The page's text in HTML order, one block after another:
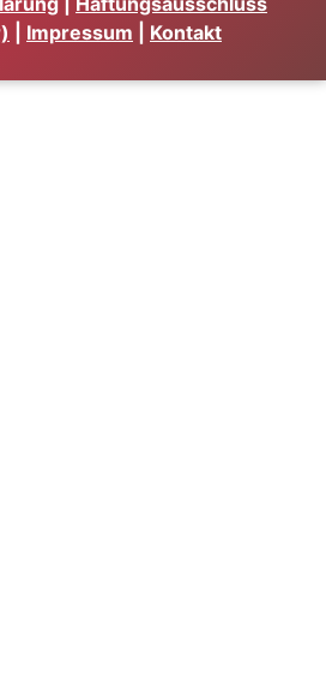
Impressum Kontakt